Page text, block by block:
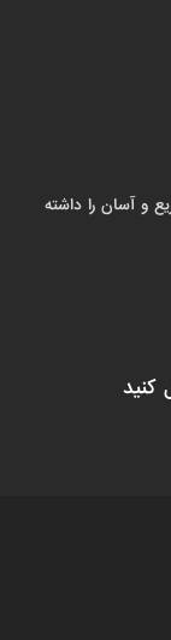
و آسان را داشته
کنید